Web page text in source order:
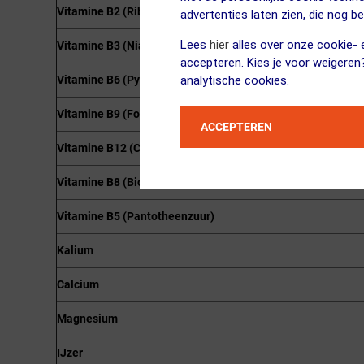
advertenties laten zien, die nog
Lees hier alles over onze cookie-
accepteren. Kies je voor
analytische cookies.
ACCEPTEREN
Vitamine B2 (Riboflavine)
Vitamine B3 (Niacine)
Vitamine B6 (Pyridoxine)
Vitamine B9 (Foliumzuur)
Vitamine B12 (Cyanocobalamine)
Vitamine B8 (Biotine)
Vitamine B5 (Pantotheenzuur)
Kalium
Calcium
Magnesium
IJzer